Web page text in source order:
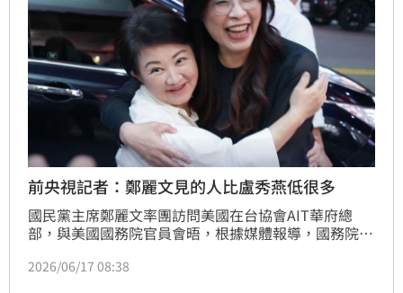
前央視記者：鄭麗文見的人比盧秀燕低很多
國民黨主席鄭麗文率團訪問美國在台協會AIT華府總
部，與美國國務院官員會晤，根據媒體報導，國務院僅
降了三級。對此，國民黨14日表示，「鄭麗文非常感謝
2026/06/17 08:38